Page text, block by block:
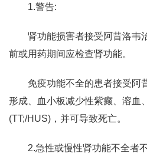
1.警告:
肾功能损害者接受阿昔洛韦
前或用药期间应检查肾功能。
免疫功能不全的患者接受阿
形成、血小板减少性紫癫、溶血
(TT;/HUS)，并可导致死亡。
2.急性或慢性肾功能不全者